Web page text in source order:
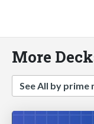
More
See All by prime